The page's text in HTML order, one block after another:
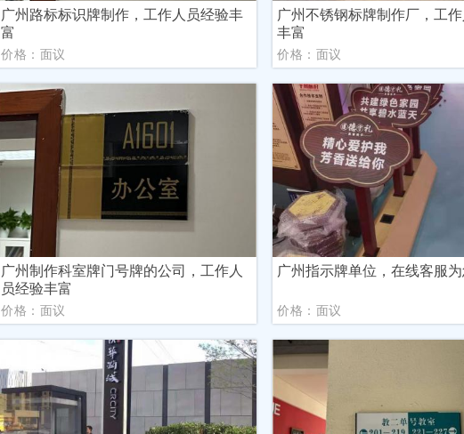
广州路标标识牌制作，工作人员经验丰
富
价格：面议
广州不锈钢标牌制作厂，工
丰富
价格：面议
广州制作科室牌门号牌的公司，工作人
员经验丰富
价格：面议
广州指示牌单位，在线客服
价格：面议